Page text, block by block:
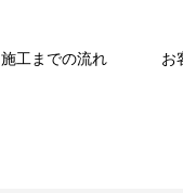
施工までの流れ お